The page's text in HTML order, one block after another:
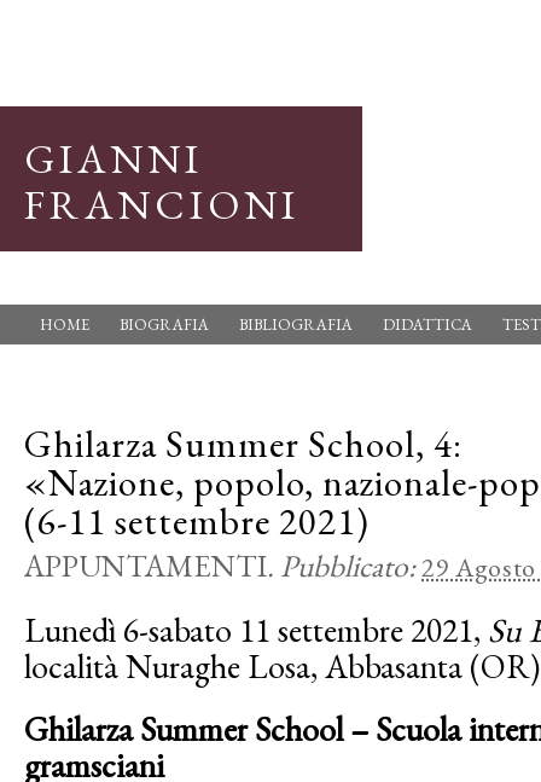
GIANNI
FRANCIONI
HOME BIOGRAFIA BIBLIOGRAFIA DIDATTICA
Ghilarza Summer School, 4:
«Nazione, popolo, nazionale-
(6-11 settembre 2021)
APPUNTAMENTI. Pubblicato:29
Lunedì 6-sabato 11 settembre 2021, Su
località Nuraghe Losa, Abbasanta (OR)
Ghilarza Summer School – Scuola
gramsciani